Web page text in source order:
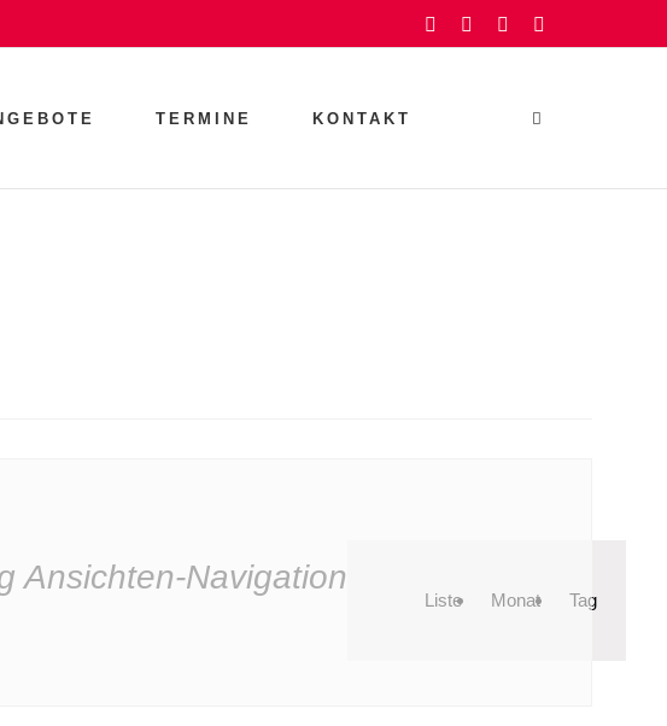
FacebookInstagramYouTube
TERMINE KONTAKT
Ansichten-Navigation
Liste Monat Tag